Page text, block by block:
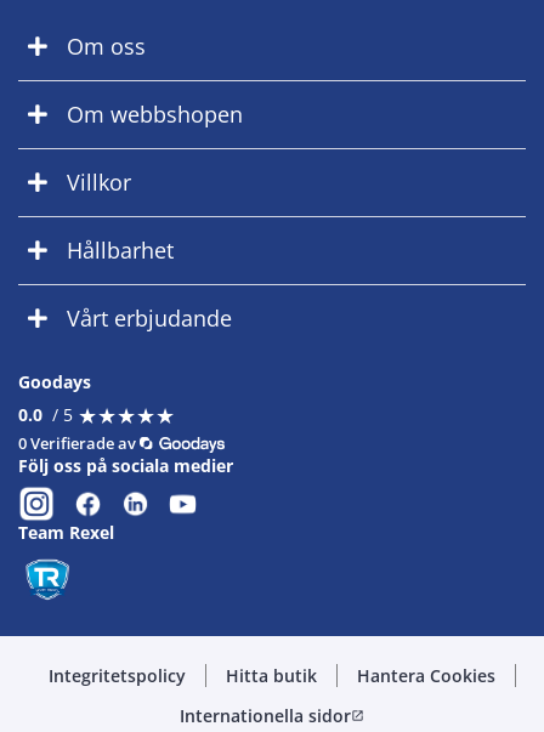
Om oss
Om webbshopen
Villkor
Hållbarhet
Vårt erbjudande
Goodays
0.0 / 5 ★★★★★
★★★★★
0 Verifierade av
Följ oss på sociala medier
Team Rexel
Integritetspolicy Hitta butik
Hantera Cookies
Internationella sidoropen_in_new